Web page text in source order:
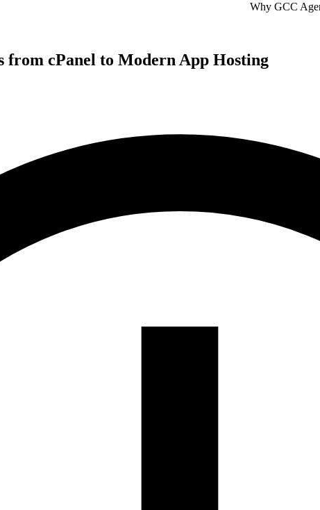
Why GCC
from cPanel to Modern App Hosting